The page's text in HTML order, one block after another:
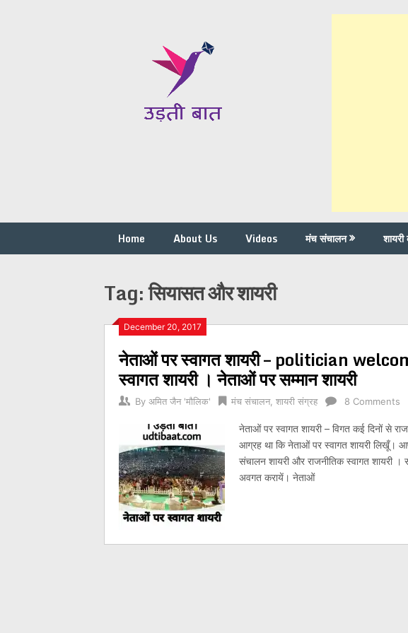
Home About Us Videos मंच संचालन
Tag:सियासत और शायरी
December 20, 2017
नेताओं पर स्वागत शायरी – politician
स्वागत शायरी । नेताओं पर सम्मान शायरी
By अमित जैन 'मौलिक' मंच संचालन, शायरी संग्रह 8 Comments
नेताओं पर स्वागत शायरी – विगत कई दिनों से
आग्रह था कि नेताओं पर स्वागत शायरी लिखूँ।
संचालन शायरी और राजनीतिक स्वागत शायरी
अवगत करायें। नेताओं
Posts
navigation